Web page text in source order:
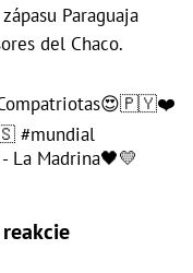
Paraguaja
del Chaco.
#mundial
Madrina🖤💛